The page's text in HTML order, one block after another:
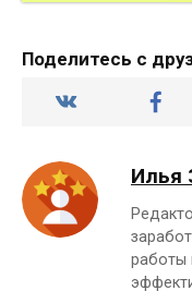
Поделитесь с
Илья
работы